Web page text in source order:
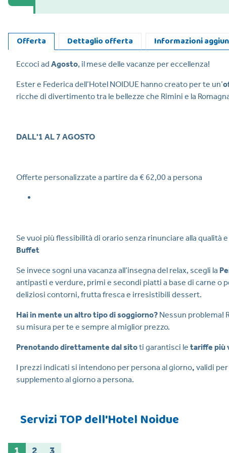
Offerta Dettaglio offerta Informazioni
Eccoci ad Agosto, il mese delle vacanze per eccellenza!
Ester e Federica dell’Hotel NOIDUE hanno creato per te un’
ricche di divertimento tra le bellezze che Rimini e la
DALL'1 AL 7 AGOSTO
Offerte personalizzate a partire da € 62,00 a persona
Se vuoi più flessibilità di orario senza rinunciare alla
Buffet
Se invece sogni una vacanza all’insegna del relax, scegli la
antipasti e verdure, primi e secondi piatti a base di carne o
deliziosi contorni, frutta fresca e irresistibili dessert.
Hai in mente un altro tipo di soggiorno? Nessun problema!
su misura per te e sempre al miglior prezzo.
Prenotando direttamente dal sitoti garantisci le tariffe più
I prezzi indicati si intendono per persona al giorno, validi
supplemento al giorno a persona.
Servizi TOP dell'Hotel Noidue
1 2 3